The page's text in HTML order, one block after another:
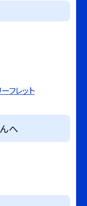
フレット
へ